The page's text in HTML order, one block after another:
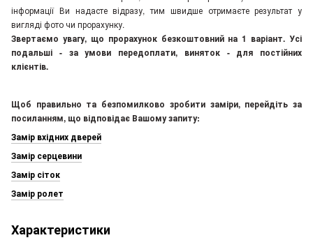
інформації Ви надасте відразу, тим швидше отримаєте результат у
вигляді фото чи прорахунку.
Звертаємо увагу, що прорахунок безкоштовний на 1 варіант. Усі
подальші - за умови передоплати, виняток - для постійних
клієнтів.
Щоб правильно та безпомилково зробити заміри, перейдіть за
посиланням, що відповідає Вашому запиту:
Замір вхідних дверей
Замір серцевини
Замір сіток
Замір ролет
Характеристики